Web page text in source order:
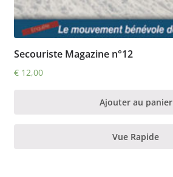
Secouriste Magazine n°12
€12,00
Ajouter au panier
Vue Rapide